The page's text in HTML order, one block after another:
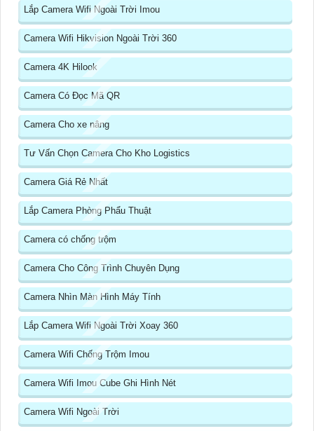
Lắp Camera Wifi Ngoài Trời Imou
Camera Wifi Hikvision Ngoài Trời 360
Camera 4K Hilook
Camera Có Đọc Mã QR
Camera Cho xe nâng
Tư Vấn Chọn Camera Cho Kho Logistics
Camera Giá Rẻ Nhất
Lắp Camera Phòng Phẩu Thuật
Camera có chống trộm
Camera Cho Công Trình Chuyên Dụng
Camera Nhìn Màn Hình Máy Tính
Lắp Camera Wifi Ngoài Trời Xoay 360
Camera Wifi Chống Trộm Imou
Camera Wifi Imou Cube Ghi Hình Nét
Camera Wifi Ngoài Trời